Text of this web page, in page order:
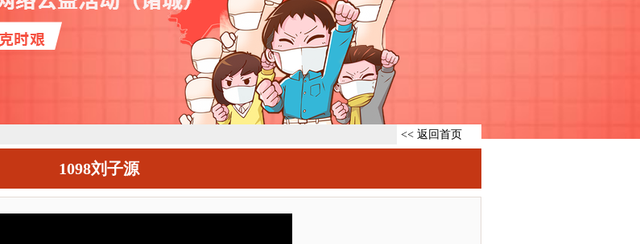
<< 返回首页
1098刘子源